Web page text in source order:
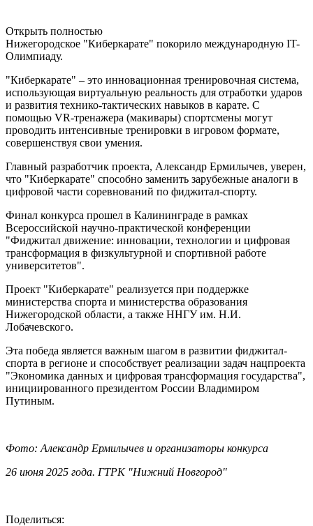
Открыть полностью
Нижегородское "Киберкарате" покорило международную IT-
Олимпиаду.
"Киберкарате" – это инновационная тренировочная система,
использующая виртуальную реальность для отработки ударов
и развития технико-тактических навыков в карате. С
помощью VR-тренажера (макивары) спортсмены могут
проводить интенсивные тренировки в игровом формате,
совершенствуя свои умения.
Главный разработчик проекта, Александр Ермилычев, уверен,
что "Киберкарате" способно заменить зарубежные аналоги в
цифровой части соревнований по фиджитал-спорту.
Финал конкурса прошел в Калининграде в рамках
Всероссийской научно-практической конференции
"Фиджитал движение: инновации, технологии и цифровая
трансформация в физкультурной и спортивной работе
университетов".
Проект "Киберкарате" реализуется при поддержке
министерства спорта и министерства образования
Нижегородской области, а также ННГУ им. Н.И.
Лобачевского.
Эта победа является важным шагом в развитии фиджитал-
спорта в регионе и способствует реализации задач нацпроекта
"Экономика данных и цифровая трансформация государства",
инициированного президентом России Владимиром
Путиным.
Фото: Александр Ермилычев и организаторы конкурса
26 июня 2025 года. ГТРК "Нижний Новгород"
Поделиться: